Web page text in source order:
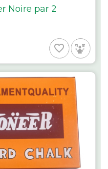
Noire par 2
favorite_border